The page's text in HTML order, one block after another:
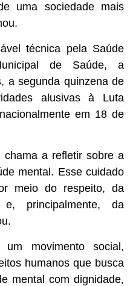
uma sociedade mais
técnica pela Saúde
de Saúde, a
a segunda quinzena de
alusivas à Luta
em 18 de
chama a refletir sobre a
mental. Esse cuidado
meio do respeito, da
principalmente, da
movimento social,
humanos que busca
mental com dignidade,